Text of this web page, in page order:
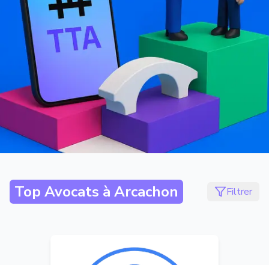
Top Avocats à Arcachon Filtrer